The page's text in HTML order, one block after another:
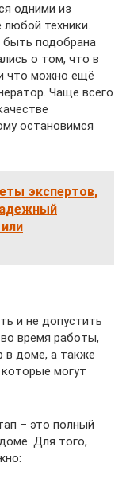
одними из
техники.
подобрана
о том, что в
что можно ещё
Чаще всего
остановимся
экспертов,
и не допустить
время работы,
в доме, а также
могут
– это полный
Для того,